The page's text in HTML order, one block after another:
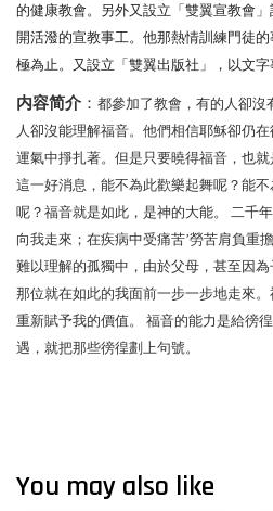
的健康教會。另外又設立「雙翼宣教會
開活潑的宣教事工。他那熱情訓練門徒
極為止。又設立「雙翼出版社」，以文
内容简介 ： 都參加了教會，有的人卻沒
人卻沒能理解福音。他們相信耶穌卻仍
運氣中掙扎著。但是只要曉得福音，也
這一好消息，能不為此歡樂起舞呢？能
呢？福音就是如此，是神的大能。 二千
向我走來；在疾病中受痛苦’勞苦肩負重
難以理解的孤獨中，由於父母，甚至因
那位就在如此的我面前一步一步地走來
重新賦予我的價值。 福音的能力是給徬
遇，就把那些徬徨劃上句號。
You may also like